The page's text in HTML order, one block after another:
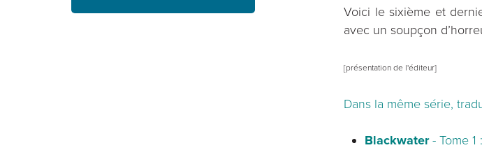
Voici le sixième et
avec un soupçon
[présentation de l'éditeur]
Dans la même série,
Blackwater- Tome 1 :